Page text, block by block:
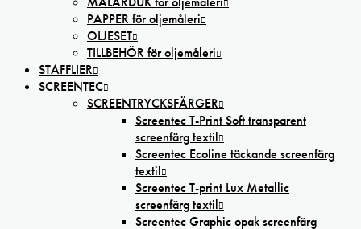
PAPPER för oljemåleri
OLJESET
TILLBEHÖR för oljemåleri
STAFFLIER
SCREENTEC
SCREENTRYCKSFÄRGER
Screentec T-Print Soft transparent
screenfärg textil
Screentec Ecoline täckande screenfärg
textil
Screentec T-print Lux Metallic
screenfärg textil
Screentec Graphic opak screenfärg